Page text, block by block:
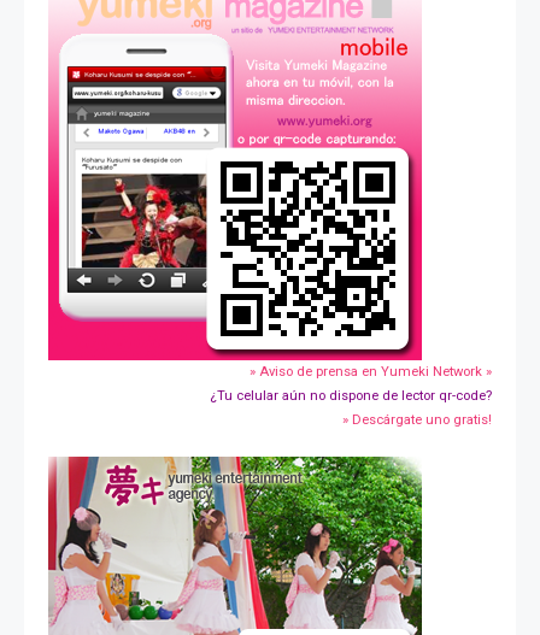
» Aviso de prensa en Yumeki Network »
¿Tu celular aún no dispone de lector qr-code?
» Descárgate uno gratis!